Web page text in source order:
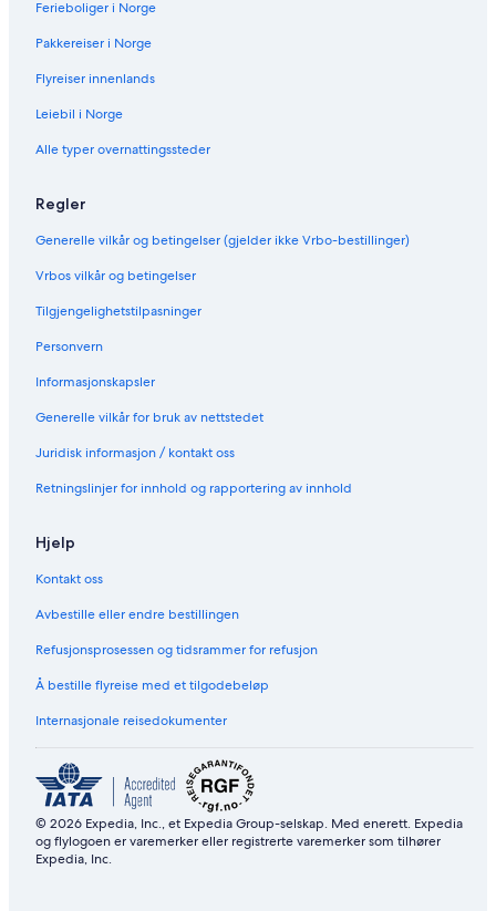
C
o
e
W
l
o
e
o
o
p
r
e
t
a
k
e
r
n
t
g
e
w
a
y
!
Ferieboliger i Norge
Pakkereiser i Norge
Flyreiser innenlands
Leiebil i Norge
Alle typer overnattingssteder
Regler
Generelle vilkår og betingelser (gjelder ikke Vrbo-bestillinger)
Vrbos vilkår og betingelser
Tilgjengelighetstilpasninger
Personvern
Informasjonskapsler
Generelle vilkår for bruk av nettstedet
Juridisk informasjon / kontakt oss
Retningslinjer for innhold og rapportering av innhold
Hjelp
Kontakt oss
Avbestille eller endre bestillingen
Refusjonsprosessen og tidsrammer for refusjon
Å bestille flyreise med et tilgodebeløp
Internasjonale reisedokumenter
© 2026 Expedia, Inc., et Expedia Group-selskap. Med enerett. Expedia
og flylogoen er varemerker eller registrerte varemerker som tilhører
Expedia, Inc.